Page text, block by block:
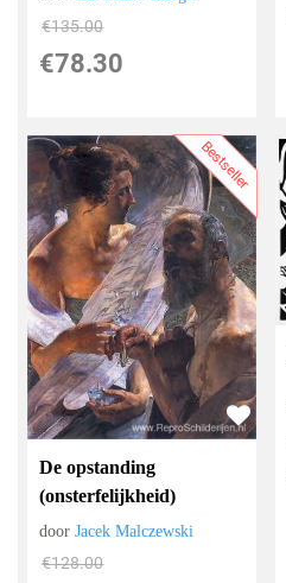
€135.00
€78.30
Bestseller
De opstanding
(onsterfelijkheid)
doorJacek Malczewski
€128.00